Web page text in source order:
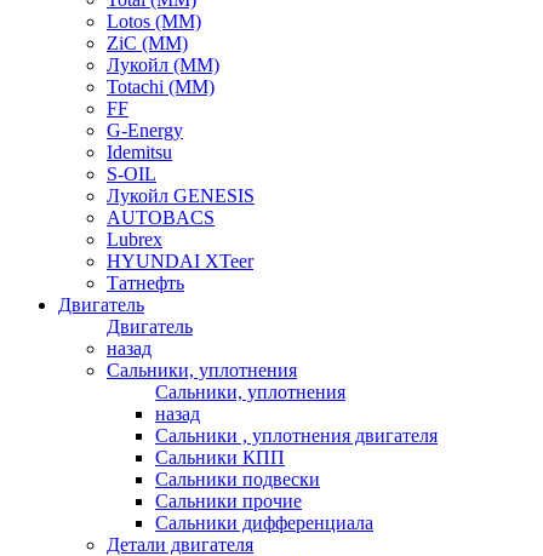
Lotos (ММ)
ZiC (ММ)
Лукойл (ММ)
Totachi (MM)
FF
G-Energy
Idemitsu
S-OIL
Лукойл GENESIS
AUTOBACS
Lubrex
HYUNDAI XTeer
Татнефть
Двигатель
Двигатель
назад
Сальники, уплотнения
Сальники, уплотнения
назад
Сальники , уплотнения двигателя
Сальники КПП
Сальники подвески
Сальники прочие
Сальники дифференциала
Детали двигателя